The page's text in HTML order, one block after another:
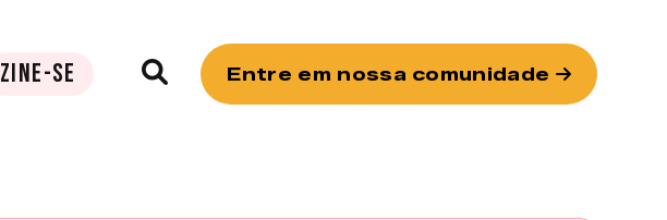
ZINE-SE Entre em nossa comunidade